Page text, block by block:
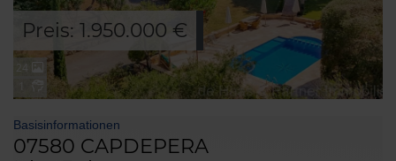
Basisinformationen
07580 CAPDEPERA
Preis: 1.950.000 €